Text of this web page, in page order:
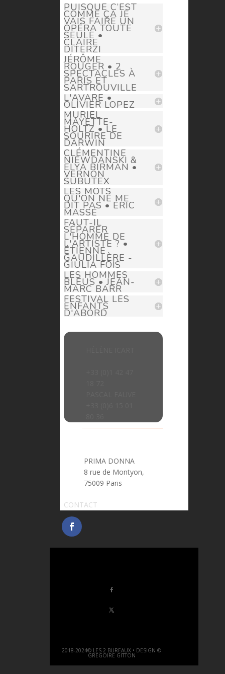
PUISQUE C’EST
COMME ÇA JE
VAIS FAIRE UN
OPÉRA TOUTE
SEULE •
CLAIRE
DITERZI
JÉRÔME
ROUGER • 2
SPECTACLES À
PARIS ET
SARTROUVILLE
L'AVARE •
OLIVIER LOPEZ
MURIEL
MAYETTE-
HOLTZ • LE
SOURIRE DE
DARWIN
CLÉMENTINE
NIEWDANSKI &
ELYA BIRMAN •
VERNON
SUBUTEX
LES MOTS
QU'ON NE ME
DIT PAS • ÉRIC
MASSÉ
FAUT-IL
SÉPARER
L'HOMME DE
L'ARTISTE ? •
ÉTIENNE
GAUDILLÈRE -
GIULIA FOÏS
LES HOMMES
BLEUS • JEAN-
MARC BARR
FESTIVAL LES
ENFANTS
D'ABORD
PRIMA DONNA
8 rue de Montyon,
75009 Paris
CONTACT
2018-2024© LES 2 BUREAUX • DESIGN ©
GREGOIRE GITTON